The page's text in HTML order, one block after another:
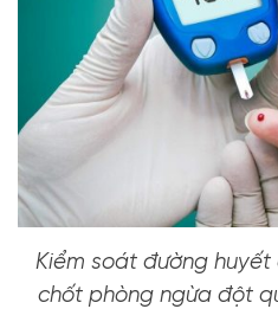
Kiểm soát đường
chốt phòng ngừa đột